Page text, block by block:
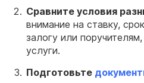
Сравните условия
внимание на ставку,
залогу или
услуги.
Подготовьте